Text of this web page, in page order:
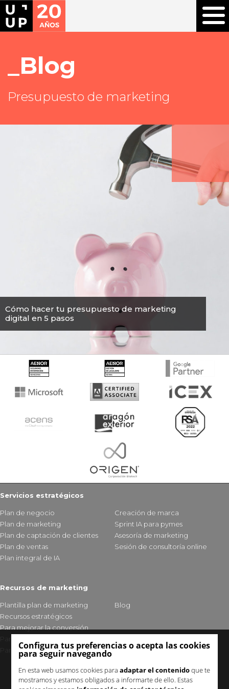
Configura tus preferencias o acepta las cookies
para seguir navegando
En esta web usamos cookies para adaptar el contenidoque te
mostramos y estamos obligados a informarte de ello. Estas
Blog
Presupuesto de marketing
Cómo hacer tu presupuesto de marketing
digital en 5 pasos
Servicios estratégicos
Plan de negocio
Plan de marketing
Plan de captación de clientes
Plan de ventas
Plan integral de IA
Creación de marca
Sprint IA para pymes
Asesoría de marketing
Sesión de consultoría online
Recursos de marketing
Plantilla plan de marketing
Recursos estratégicos
Para mejorar la conversión
Para mejorar tu visibilidad
Blog